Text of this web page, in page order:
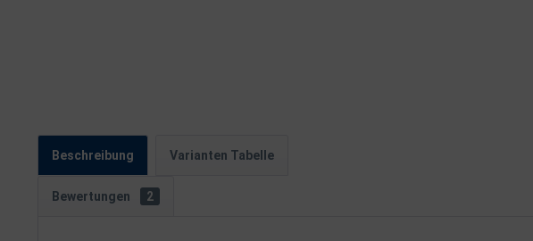
Beschreibung Varianten Tabelle
Bewertungen 2